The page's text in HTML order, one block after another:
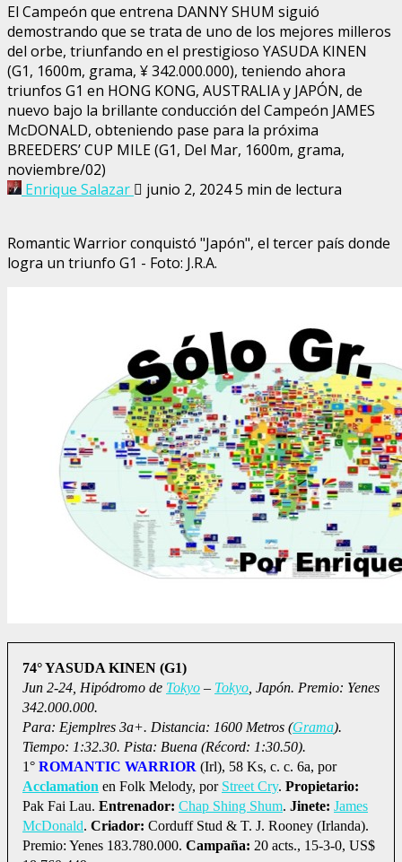
El Campeón que entrena DANNY SHUM siguió
demostrando que se trata de uno de los mejores milleros
del orbe, triunfando en el prestigioso YASUDA KINEN
(G1, 1600m, grama, ¥ 342.000.000), teniendo ahora
triunfos G1 en HONG KONG, AUSTRALIA y JAPÓN, de
nuevo bajo la brillante conducción del Campeón JAMES
McDONALD, obteniendo pase para la próxima
BREEDERS’ CUP MILE (G1, Del Mar, 1600m, grama,
noviembre/02)
Enrique Salazar
junio 2, 20245 min de lectura
Romantic Warrior conquistó "Japón", el tercer país donde
logra un triunfo G1 - Foto: J.R.A.
74° YASUDA KINEN (G1)
Jun 2-24, Hipódromo de Tokyo – Tokyo , Japón. Premio: Yenes
342.000.000.
Para: Ejemplres 3a+. Distancia: 1600 Metros (Grama).
Tiempo: 1:32.30. Pista: Buena (Récord: 1:30.50).
1° ROMANTIC WARRIOR (Irl), 58 Ks, c. c. 6a, por
Acclamation en Folk Melody, por Street Cry. Propietario:
Pak Fai Lau. Entrenador: Chap Shing Shum. Jinete: James
McDonald. Criador: Corduff Stud & T. J. Rooney (Irlanda).
Premio: Yenes 183.780.000. Campaña: 20 acts., 15-3-0, US$